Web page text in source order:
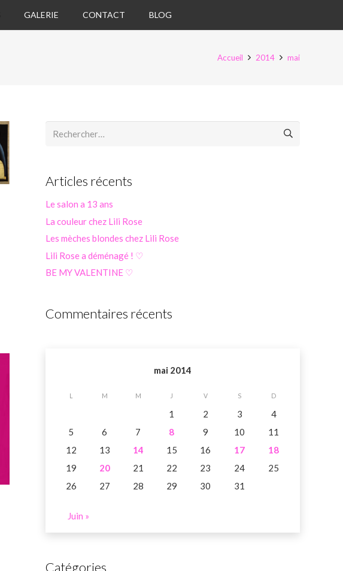
GALERIE CONTACT BLOG
Accueil 2014 mai
Rechercher :
Articles récents
Le salon a 13 ans
La couleur chez Lili Rose
Les mèches blondes chez Lili Rose
Lili Rose a déménagé ! ♡
BE MY VALENTINE ♡
Commentaires récents
mai 2014
L M M J V S D
1 2 3
4
5
6 7 8 9 10
11
12
13 14 15 16 17
18
19
20 21 22 23 24
25
26
27 28 29 30 31
Juin »
Catégories